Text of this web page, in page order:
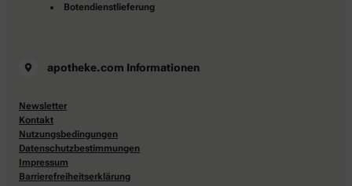
Botendienstlieferung
apotheke.com Informationen
Newsletter
Kontakt
Nutzungsbedingungen
Datenschutzbestimmungen
Impressum
Barrierefreiheitserklärung